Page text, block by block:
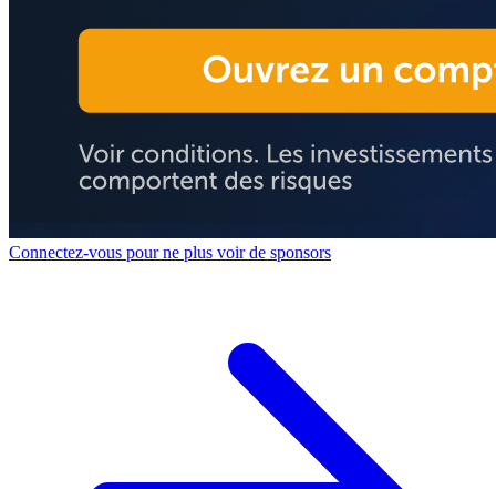
Connectez-vous pour ne plus voir de sponsors